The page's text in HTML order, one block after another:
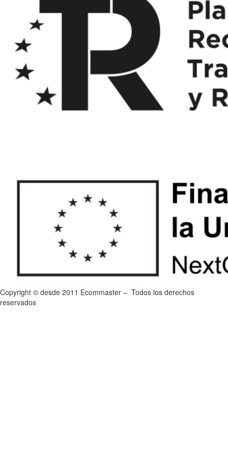
Copyright © desde 2011 Ecommaster – Todos los derechos
reservados